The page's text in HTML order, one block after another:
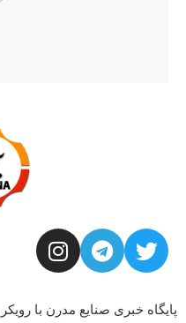
پایگاه خبری صنایع مدرن با